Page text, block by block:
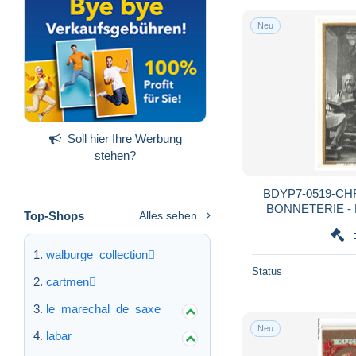
Soll hier Ihre Werbung
stehen?
Top-Shops Alles sehen
walburge_collection
cartmen
le_marechal_de_saxe
labar
Neu
BDYP7-0519-
BONNETERIE -
Status
Neu